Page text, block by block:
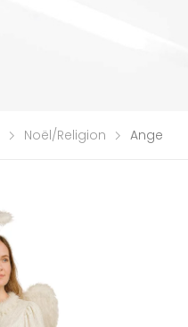
Noël/Religion Ange